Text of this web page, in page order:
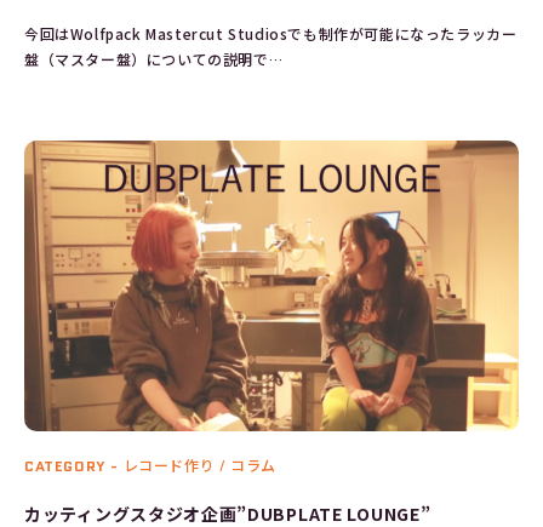
今回はWolfpack Mastercut Studiosでも制作が可能になったラッカー
盤（マスター盤）についての説明で…
CATEGORY - レコード作り / コラム
カッティングスタジオ企画”DUBPLATE LOUNGE”